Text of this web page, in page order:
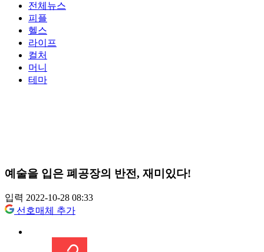
전체뉴스
피플
헬스
라이프
컬처
머니
테마
예술을 입은 폐공장의 반전, 재미있다!
입력 2022-10-28 08:33
선호매체 추가